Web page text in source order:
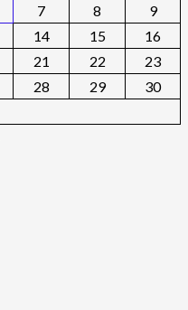
7 8
9
14 15
16
21 22
23
28 29
30